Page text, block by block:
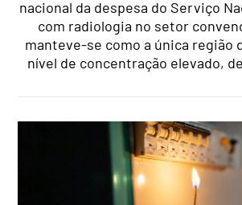
nacional da despesa do Serviço
com radiologia no setor
manteve-se como a única região
nível de concentração elevado,